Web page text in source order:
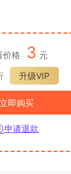
价格 3 元
升级VIP
立即购买
申请退款